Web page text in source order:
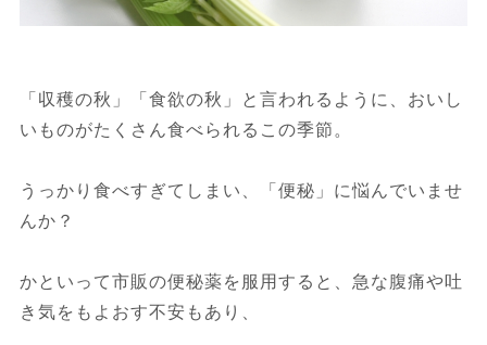
「収穫の秋」「食欲の秋」と言われるように、おいし
いものがたくさん食べられるこの季節。
うっかり食べすぎてしまい、「便秘」に悩んでいませ
んか？
かといって市販の便秘薬を服用すると、急な腹痛や吐
き気をもよおす不安もあり、